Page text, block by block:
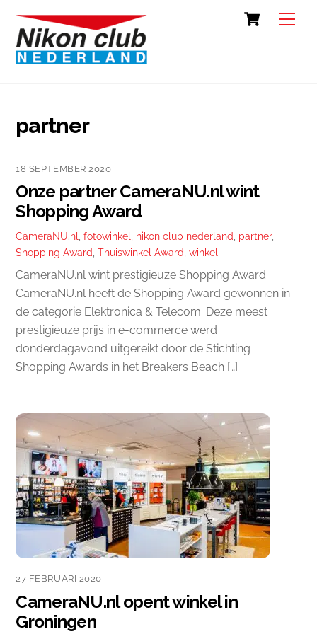
content
Cart
partner
18 SEPTEMBER 2020
Onze partner CameraNU.nl wint
Shopping Award
CameraNU.nl,fotowinkel, nikon club nederland, partner,
Shopping Award,Thuiswinkel Award,winkel
CameraNU.nl wint prestigieuze Shopping Award
CameraNU.nl heeft de Shopping Award gewonnen in
de categorie Elektronica & Telecom. Deze meest
prestigieuze prijs in e-commerce werd
donderdagavond uitgereikt door de Stichting
Shopping Awards in het Breakers Beach […]
27 FEBRUARI 2020
CameraNU.nl opent winkel in
Groningen